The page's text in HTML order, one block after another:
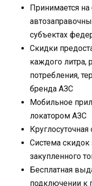
Принимается
субъектах
Скидки
каждого литра,
потребления,
бренда АЗС
Мобильное
локатором АЗС
Система
закупленного
Бесплатная
подключении к